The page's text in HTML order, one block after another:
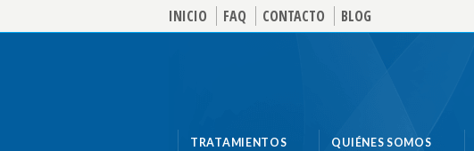
INICIO FAQ CONTACTO BLOG
TRATAMIENTOS QUIÉNES SOMOS